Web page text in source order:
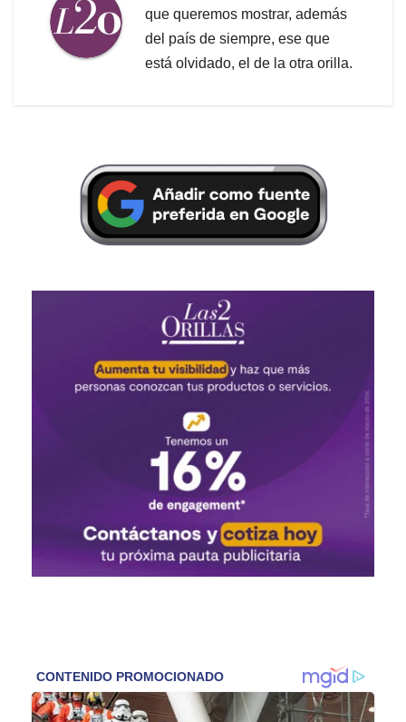
que queremos mostrar, además
del país de siempre, ese que
está olvidado, el de la otra orilla.